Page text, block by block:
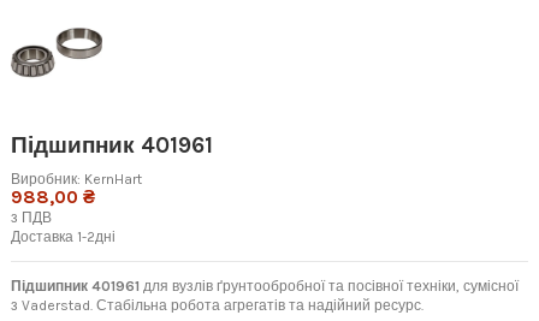
Підшипник 401961
Виробник: KernHart
988,00 ₴
з ПДВ
Доставка 1-2дні
Підшипник 401961 для вузлів ґрунтообробної та посівної техніки, сумісної
з Vaderstad. Стабільна робота агрегатів та надійний ресурс.